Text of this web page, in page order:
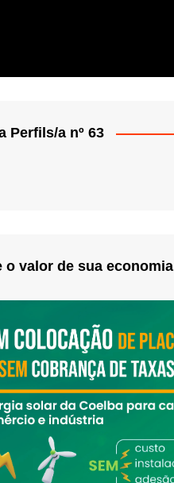
Perfils/a nº 63
o valor de sua economia